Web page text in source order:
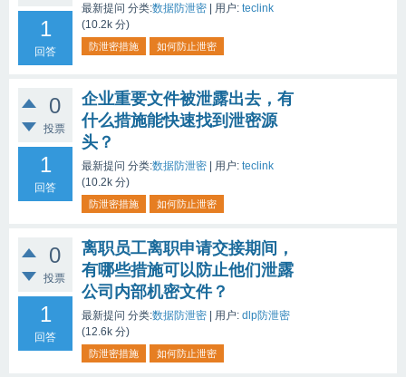
1
回答
最新提问 分类:数据防泄密 用户: teclink
(10.2k 分)
防泄密措施 如何防止泄密
0
投票
1
回答
企业重要文件被泄露出去，有
什么措施能快速找到泄密源
头？
最新提问 分类:数据防泄密 用户: teclink
(10.2k 分)
防泄密措施 如何防止泄密
0
投票
1
回答
离职员工离职申请交接期间，
有哪些措施可以防止他们泄露
公司内部机密文件？
最新提问 分类:数据防泄密 用户: dlp防泄密
(12.6k 分)
防泄密措施 如何防止泄密